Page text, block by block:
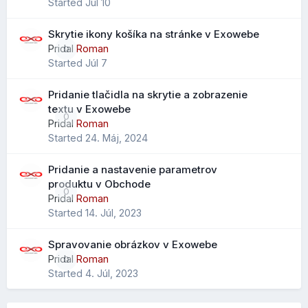
Vylepšený import kontaktov
Pri importe .CSV súborov je možné mapovať údaje na
výber ako v starších verziách.
Čo to prináša?
jednoduchší prechod z Outlooku alebo iných klientov
lepšie zachovanie telefónov, poznámok a ďalších polí
Pribudol nový parameter "scope" pre vyhľadávanie
kontaktov, ktorý rozširuje možnosti filtrovania a
vyhľadávania v adresári.
obrázok kliknete a môžete si vypísať ajSEOznačky:
Started Júl 10
0
Skrytie ikony košíka na stránke v Exowebe
Pridal Roman
Started Júl 7
0
Pridanie tlačidla na skrytie a zobrazenie
textu v Exowebe
Pridal Roman
Started 24. Máj, 2024
0
Pridanie a nastavenie parametrov
produktu v Obchode
Pridal Roman
Started 14. Júl, 2023
0
Spravovanie obrázkov v Exowebe
Pridal Roman
Started 4. Júl, 2023